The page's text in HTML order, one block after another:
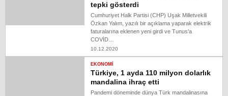
tepki gösterdi
Cumhuriyet Halk Partisi (CHP) Uşak Milletvekili
Özkan Yalım, yazılı bir açıklama yaparak elektrik
faturalarına eklenen yeni girdi ve Tunus’a
COVİD…
10.12.2020
EKONOMI
Türkiye, 1 ayda 110 milyon dolarlık
mandalina ihraç etti
Pandemi döneminde dünya Türk mandalinasına